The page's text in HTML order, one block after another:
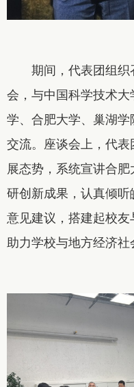
期间，代表团组
会，与中国科学技术
学、合肥大学、巢湖学
交流。座谈会上，代
展态势，系统宣讲合
研创新成果，认真倾
意见建议，搭建起校友
助力学校与地方经济社